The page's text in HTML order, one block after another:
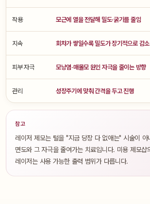
작용 모근에 열을 전달해 밀도·굵기를 줄임
지속 회차가 쌓일수록 밀도가 장기적으로 감소
피부 자극 모낭염·매몰모 원인 자극을 줄이는 방향
관리 성장주기에 맞춰 간격을 두고 진행
참고
레이저 제모는 털을 "지금 당장 다 없애는" 시술이 아
면도와 그 자극을 줄여가는 치료입니다. 미용 제모샵
레이저는 사용 가능한 출력 범위가 다릅니다.